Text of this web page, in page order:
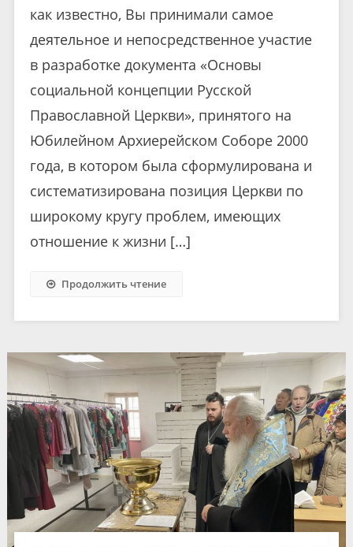
как известно, Вы принимали самое
деятельное и непосредственное участие
в разработке документа «Основы
социальной концепции Русской
Православной Церкви», принятого на
Юбилейном Архиерейском Соборе 2000
года, в котором была сформулирована и
систематизирована позиция Церкви по
широкому кругу проблем, имеющих
отношение к жизни […]
Продолжить чтение